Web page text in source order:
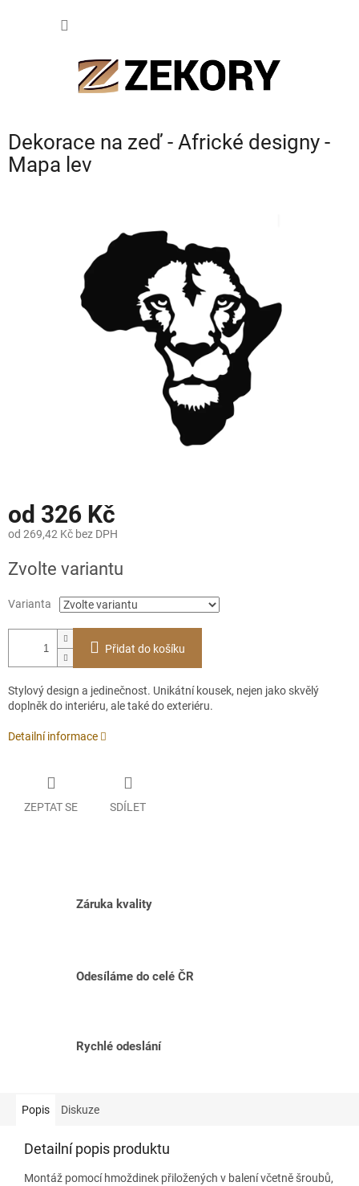
Dekorace na zeď - Africké designy -
Mapa lev
od 326 Kč
od 269,42 Kč bez DPH
cena:
Zvolte variantu
Varianta
Přidat do košíku
Stylový design a jedinečnost. Unikátní kousek, nejen jako skvělý
doplněk do interiéru, ale také do exteriéru.
Detailní informace
ZEPTAT SE SDÍLET
Záruka kvality
Odesíláme do celé ČR
Rychlé odeslání
Popis Diskuze
Detailní popis produktu
Montáž pomocí hmoždinek přiložených v balení včetně šroubů,